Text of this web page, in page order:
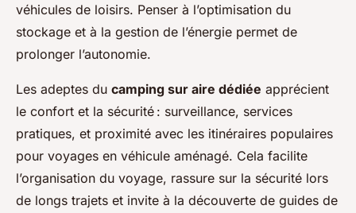
véhicules de loisirs. Penser à l’optimisation du
stockage et à la gestion de l’énergie permet de
prolonger l’autonomie.
Les adeptes du camping sur aire dédiée apprécient
le confort et la sécurité : surveillance, services
pratiques, et proximité avec les itinéraires populaires
pour voyages en véhicule aménagé. Cela facilite
l’organisation du voyage, rassure sur la sécurité lors
de longs trajets et invite à la découverte de guides de